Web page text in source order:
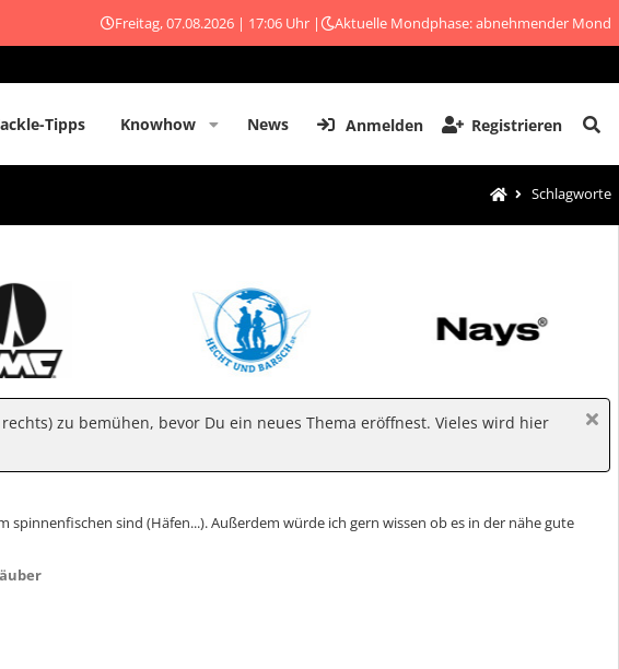
Freitag, 07.08.2026 | 17:06 Uhr | Aktuelle Mondphase: abnehmender Mond
Tipps Knowhow News Anmelden Registrieren
Schlagworte
zu bemühen, bevor Du ein neues Thema eröffnest. Vieles wird hier
sind (Häfen...). Außerdem würde ich gern wissen ob es in der nähe gute